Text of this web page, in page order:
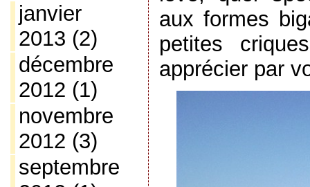
janvier
2013 (2)
décembre
2012 (1)
novembre
2012 (3)
septembre
aux formes
petites
apprécier par